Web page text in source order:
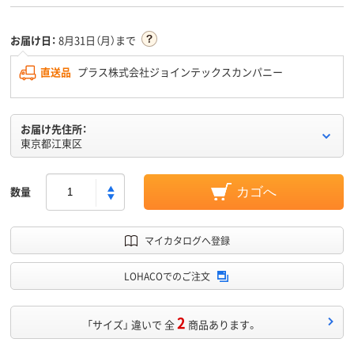
お届け日： 8月31日（月）まで
直送品 プラス株式会社ジョインテックスカンパニー
お届け先住所：
東京都江東区
数量 カゴへ
マイカタログへ登録
LOHACOでのご注文
「サイズ」 違いで 全2 商品あります。